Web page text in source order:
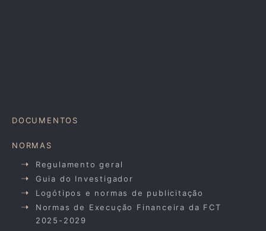
DOCUMENTOS
NORMAS
Regulamento geral
Guia do Investigador
Logótipos e normas de publicitação
Normas de Execução Financeira da FCT
2025-2029